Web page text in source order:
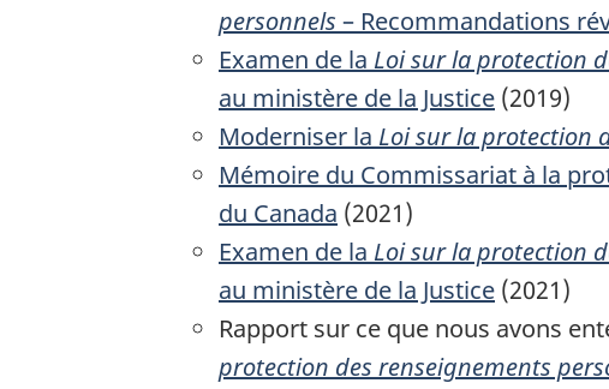
personnels – Recommandations
Examen de la Loi sur la protection
au ministère de la Justice (2019)
Moderniser la Loi sur la protection
Mémoire du Commissariat à la
du Canada (2021)
Examen de la Loi sur la protection
au ministère de la Justice (2021)
Rapport sur ce que nous avons
protection des renseignements